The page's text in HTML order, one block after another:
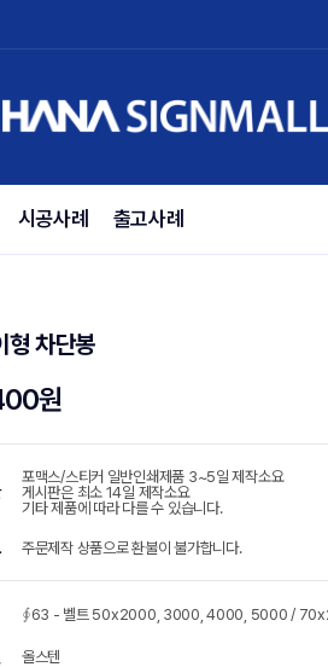
시공사례 출고사례
형 차단봉
원
포맥스/스티커 일반인쇄제품 3~5일 제작소요
게시판은 최소 14일 제작소요
기타 제품에 따라 다를 수 있습니다.
주문제작 상품으로 환불이 불가합니다.
∮63 - 벨트 50x2000, 3000, 4000, 5000 /
올스텐